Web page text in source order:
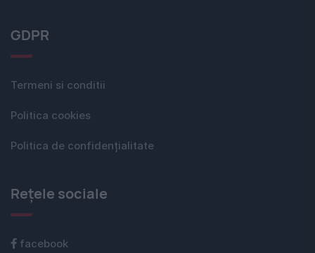
GDPR
Termeni si conditii
Politica cookies
Politica de confidențialitate
Rețele sociale
facebook